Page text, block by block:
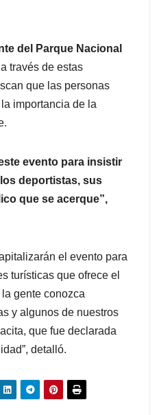
del Parque Nacional
través de estas
que las personas
importancia de la
evento para insistir
deportistas, sus
que se acerque”,
el evento para
turísticas que ofrece el
la gente conozca
y algunos de nuestros
que fue declarada
detalló.